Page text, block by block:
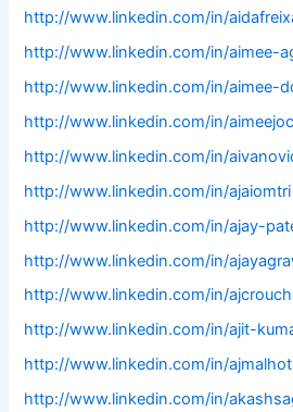
http://www.linkedin.com/in/
http://www.linkedin.com/in/aimee-
http://www.linkedin.com/in/aimee-
http://www.linkedin.com/in/
http://www.linkedin.com/in/
http://www.linkedin.com/in/ajaiomtri
http://www.linkedin.com/in/ajay-
http://www.linkedin.com/in/
http://www.linkedin.com/in/ajcrouch
http://www.linkedin.com/in/ajit-
http://www.linkedin.com/in/
http://www.linkedin.com/in/